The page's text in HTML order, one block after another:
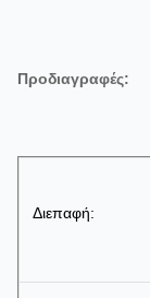
Προδιαγραφές:
Διεπαφή: